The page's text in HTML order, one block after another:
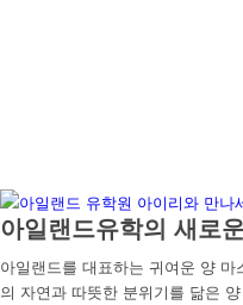
아일랜드유학의 새로
아일랜드를 대표하는 귀여운 양
의 자연과 따뜻한 분위기를 닮은